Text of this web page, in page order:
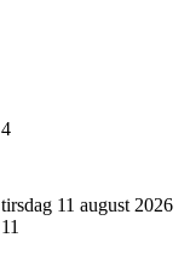
4
tirsdag 11 august 2026
11